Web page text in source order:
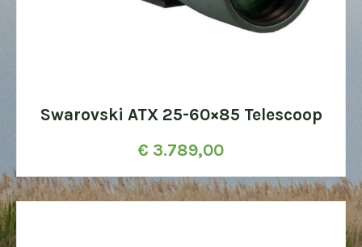
Swarovski ATX 25-60×85 Telescoop
€ 3.789,00